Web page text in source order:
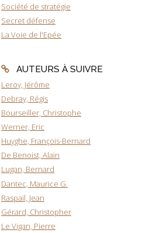
Société de stratégie
Secret défense
La Voie de l'Epée
AUTEURS À SUIVRE
Leroy, Jérôme
Debray, Régis
Bourseiller, Christophe
Werner, Eric
Huyghe, François-Bernard
De Benoist, Alain
Lugan, Bernard
Dantec, Maurice G.
Raspail, Jean
Gérard, Christopher
Le Vigan, Pierre